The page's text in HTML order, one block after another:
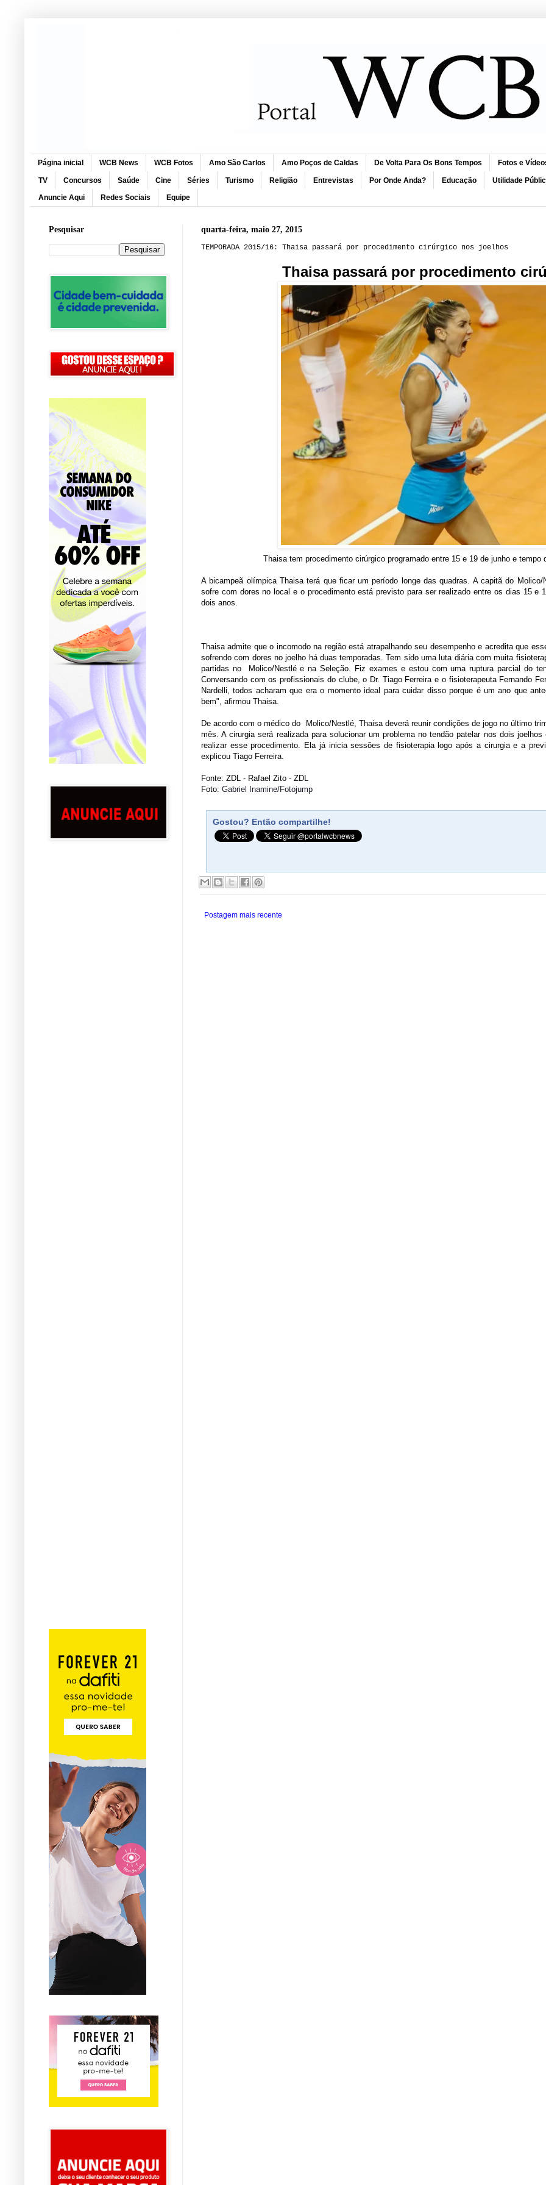
Página inicial WCB News WCB Fotos Amo São Carlos Amo Poços de Caldas De Volta Para Os Bons Tempos Fotos e
TV Concursos Saúde Cine Séries Turismo Religião Entrevistas Por Onde Anda? Educação Utilidade
Anuncie Aqui Redes Sociais Equipe
quarta-feira, maio 27, 2015
TEMPORADA 2015/16: Thaisa passará por procedimento cirúrgico nos joelhos
Thaisa passará por procedimento
Thaisa tem procedimento cirúrgico programado entre 15 e 19 de junho e
A bicampeã olímpica Thaisa terá que ficar um período longe das quadras. A capitã do
sofre com dores no local e o procedimento está previsto para ser realizado entre os dias 15 e
dois anos.
Thaisa admite que o incomodo na região está atrapalhando seu desempenho e acredita que
sofrendo com dores no joelho há duas temporadas. Tem sido uma luta diária com muita
partidas no Molico/Nestlé e na Seleção. Fiz exames e estou com uma ruptura parcial do
Conversando com os profissionais do clube, o Dr. Tiago Ferreira e o fisioterapeuta Fernando
Nardelli, todos acharam que era o momento ideal para cuidar disso porque é um ano que
bem", afirmou Thaisa.
De acordo com o médico do Molico/Nestlé, Thaisa deverá reunir condições de jogo no último
mês. A cirurgia será realizada para solucionar um problema no tendão patelar nos dois
realizar esse procedimento. Ela já inicia sessões de fisioterapia logo após a cirurgia e a
explicou Tiago Ferreira.
Fonte: ZDL - Rafael Zito - ZDL
Foto: Gabriel Inamine/Fotojump
Gostou? Então compartilhe!
Postagem mais recente
Pesquisar